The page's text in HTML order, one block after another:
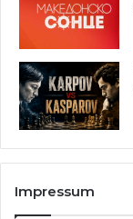
Impressum